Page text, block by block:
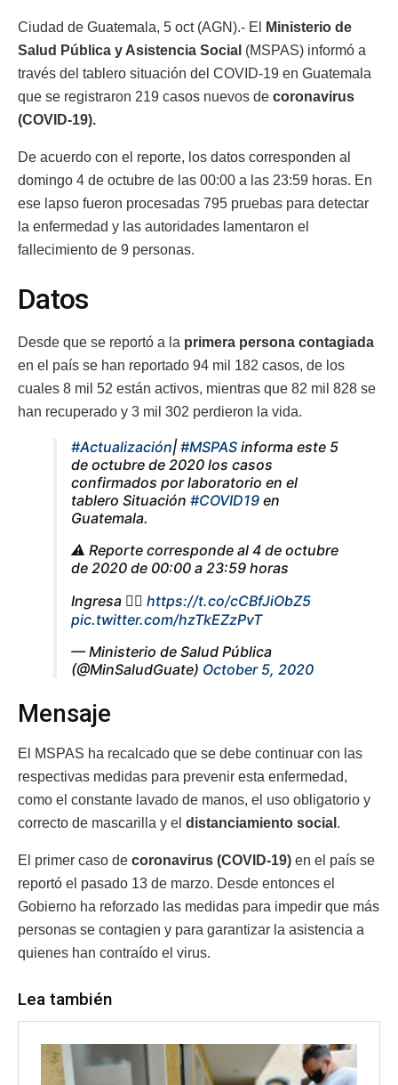
Ciudad de Guatemala, 5 oct (AGN).- El
Ministerio de
Salud Pública y Asistencia Social (MSPAS) informó a
través del tablero situación del COVID-19 en Guatemala
que se registraron 219 casos nuevos de coronavirus
(COVID-19).
De acuerdo con el reporte, los datos corresponden al
domingo 4 de octubre de las 00:00 a las 23:59 horas. En
ese lapso fueron procesadas 795 pruebas para detectar
la enfermedad y las autoridades lamentaron el
fallecimiento de 9 personas.
Datos
Desde que se reportó a la primera persona contagiada
en el país se han reportado 94 mil 182 casos, de los
cuales 8 mil 52 están activos, mientras que 82 mil 828 se
han recuperado y 3 mil 302 perdieron la vida.
#Actualización| #MSPAS informa este 5
de octubre de 2020 los casos
confirmados por laboratorio en el
tablero Situación #COVID19 en
Guatemala.
⚠️ Reporte corresponde al 4 de octubre
de 2020 de 00:00 a 23:59 horas
Ingresa 👉🏻 https://t.co/cCBfJiObZ5
pic.twitter.com/hzTkEZzPvT
— Ministerio de Salud Pública
(@MinSaludGuate) October 5, 2020
Mensaje
El MSPAS ha recalcado que se debe continuar con las
respectivas medidas para prevenir esta enfermedad,
como el constante lavado de manos, el uso obligatorio y
correcto de mascarilla y el distanciamiento social .
El primer caso de coronavirus (COVID-19) en el país se
reportó el pasado 13 de marzo. Desde entonces el
Gobierno ha reforzado las medidas para impedir que más
personas se contagien y para garantizar la asistencia a
quienes han contraído el virus.
Lea también